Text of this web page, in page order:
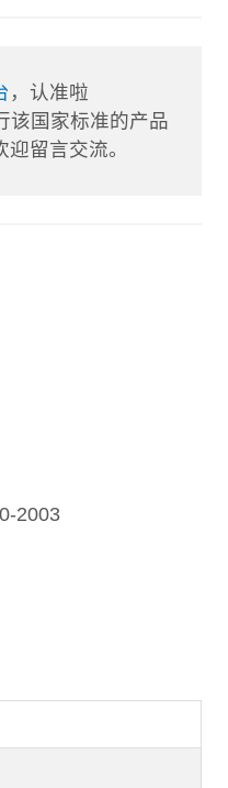
，认准啦
该国家标准的产品
迎留言交流。
2003